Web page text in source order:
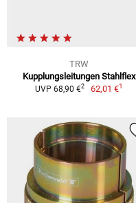
TRW
Kupplungsleitungen Stahlflex
UVP 68,90 €2 62,01 €1